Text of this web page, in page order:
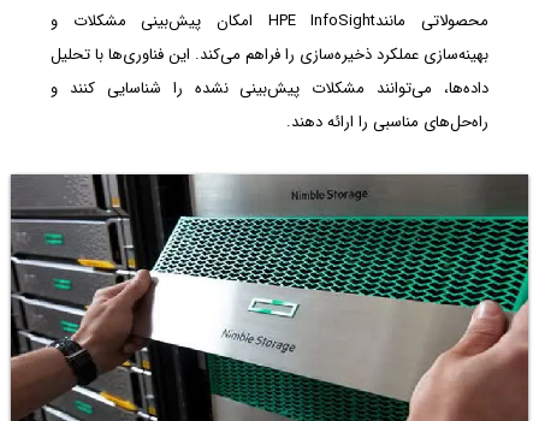
محصولاتی مانندHPE InfoSight امکان پیش‌بینی مشکلات و
بهینه‌سازی عملکرد ذخیره‌‌سازی را فراهم می‌کند. این فناوری‌ها با تحلیل
داده‌ها، می‌توانند مشکلات پیش‌بینی ‌نشده را شناسایی کنند و
راه‌حل‌های مناسبی را ارائه دهند.